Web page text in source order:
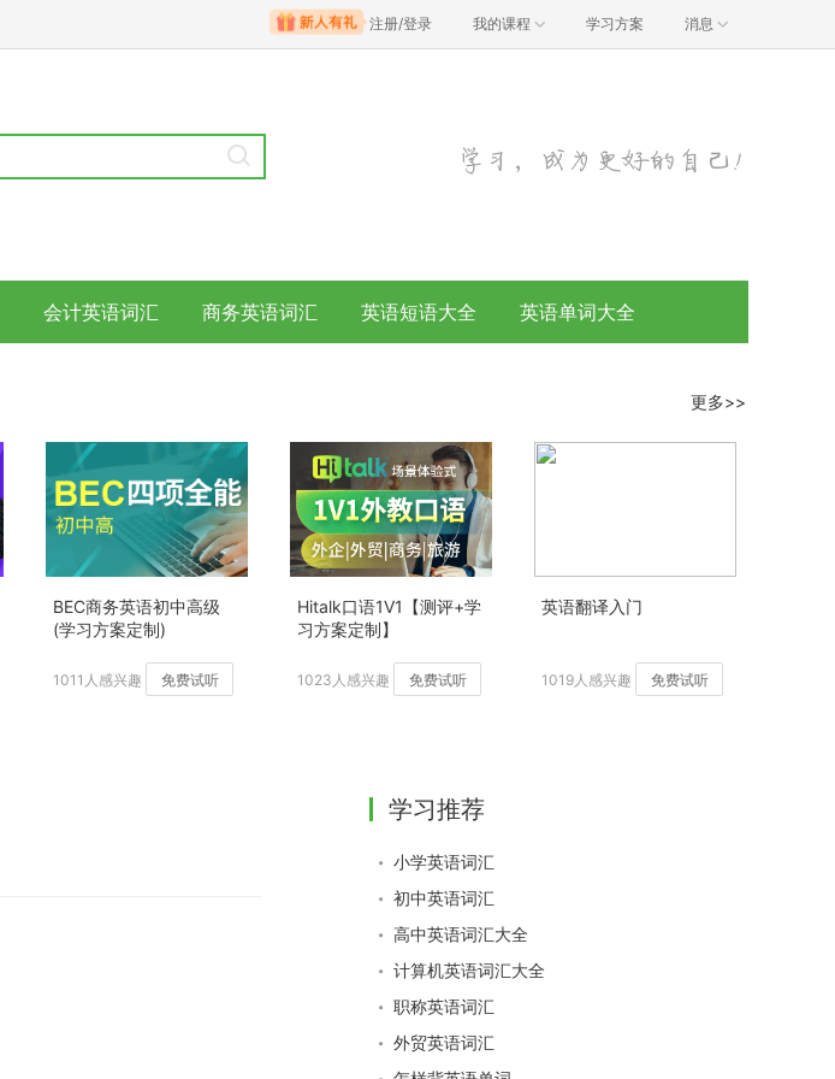
注册/登录 我的课程 学习方案 消息
会计英语词汇 商务英语词汇 英语短语大全 英语单词大全
更多>>
BEC商务英语初中高级
(学习方案定制)
1011人感兴趣 免费试听
Hitalk口语1V1【测评+学
习方案定制】
1023人感兴趣 免费试听
英语翻译入门
1019人感兴趣 免费试听
学习推荐
小学英语词汇
初中英语词汇
高中英语词汇大全
计算机英语词汇大全
职称英语词汇
外贸英语词汇